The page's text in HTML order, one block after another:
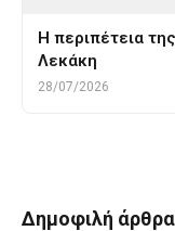
Η περιπέτεια
Λεκάκη
28/07/2026
Δημοφιλή άρθρα